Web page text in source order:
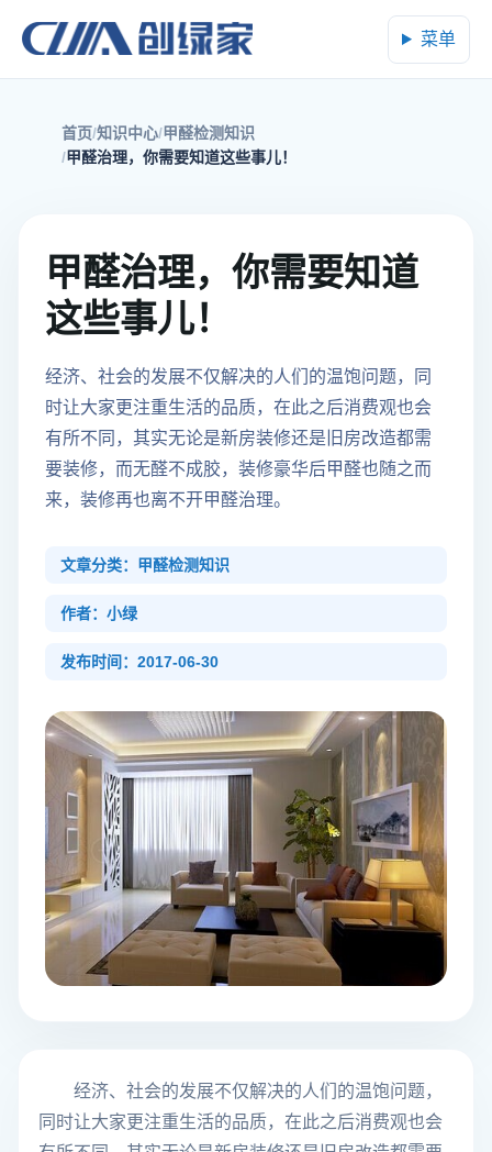
菜单
首页 知识中心 甲醛检测知识
甲醛治理，你需要知道这些事儿！
甲醛治理，你需要知道
这些事儿！
经济、社会的发展不仅解决的人们的温饱问题，同
时让大家更注重生活的品质，在此之后消费观也会
有所不同，其实无论是新房装修还是旧房改造都需
要装修，而无醛不成胶，装修豪华后甲醛也随之而
来，装修再也离不开甲醛治理。
文章分类：甲醛检测知识
作者：小绿
发布时间：2017-06-30
经济、社会的发展不仅解决的人们的温饱问题，
同时让大家更注重生活的品质，在此之后消费观也会